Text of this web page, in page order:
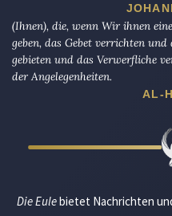
(Ihnen), die, wenn Wir ihnen
geben, das Gebet verrichten
gebieten und das Verwerfliche
der Angelegenheiten.
AL-
Die Eulebietet Nachrichten